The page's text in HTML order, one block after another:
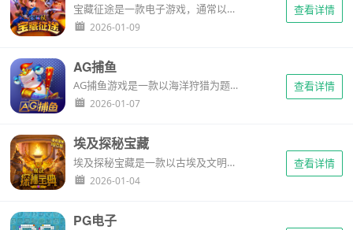
宝藏征途是一款电子游戏，通常以寻宝探险为主题，结合了角色扮演、策略战斗以及解谜元素。在这类游戏中，玩家将扮演探险者的角色，探索未知的领域，寻找隐藏的宝藏，同时与各种敌人战斗，并解决一系列谜题和挑战。...
2026-01-09
查看详情
AG捕鱼
AG捕鱼游戏是一款以海洋狩猎为题材的射击类休闲游戏，融合了传统与创新元素，提供丰富的游戏玩法和高度互动体验。这种游戏通常以其精美的图像、逼真的海底环境、多样的游戏道具和炮台选择吸引玩家，使其在众多捕鱼游戏中脱颖而出。...
2026-01-07
查看详情
埃及探秘宝藏
埃及探秘宝藏是一款以古埃及文明为背景的电子游戏，通常结合了探险、解谜和角色扮演元素。在这类游戏中，玩家将扮演一名探险家，探索古埃及的金字塔、神庙和沙漠，寻找隐藏的宝藏，同时揭示古代之谜。...
2026-01-04
查看详情
PG电子